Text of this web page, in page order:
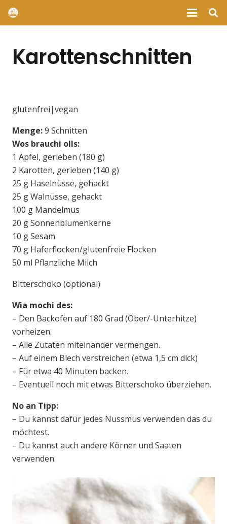
Karottenschnitten
glutenfrei|vegan
Menge:9 Schnitten
Wos brauchi olls:
1 Apfel, gerieben (180 g)
2 Karotten, gerieben (140 g)
25 g Haselnüsse, gehackt
25 g Walnüsse, gehackt
100 g Mandelmus
20 g Sonnenblumenkerne
10 g Sesam
70 g Haferflocken/glutenfreie Flocken
50 ml Pflanzliche Milch
Bitterschoko (optional)
Wia mochi des:
– Den Backofen auf 180 Grad (Ober/-Unterhitze)
vorheizen.
– Alle Zutaten miteinander vermengen.
– Auf einem Blech verstreichen (etwa 1,5 cm dick)
– Für etwa 40 Minuten backen.
– Eventuell noch mit etwas Bitterschoko überziehen.
No an Tipp:
– Du kannst dafür jedes Nussmus verwenden das du
möchtest.
– Du kannst auch andere Körner und Saaten
verwenden.